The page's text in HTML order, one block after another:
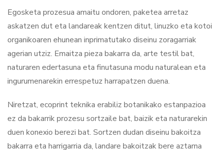
Egosketa prozesua amaitu ondoren, paketea arretaz
askatzen dut eta landareak kentzen ditut, linuzko eta kotoi
organikoaren ehunean inprimatutako diseinu zoragarriak
agerian utziz. Emaitza pieza bakarra da, arte testil bat,
naturaren edertasuna eta finutasuna modu naturalean eta
ingurumenarekin errespetuz harrapatzen duena.
Niretzat, ecoprint teknika erabiliz botanikako estanpazioa
ez da bakarrik prozesu sortzaile bat, baizik eta naturarekin
duen konexio berezi bat. Sortzen dudan diseinu bakoitza
bakarra eta harrigarria da, landare bakoitzak bere aztarna